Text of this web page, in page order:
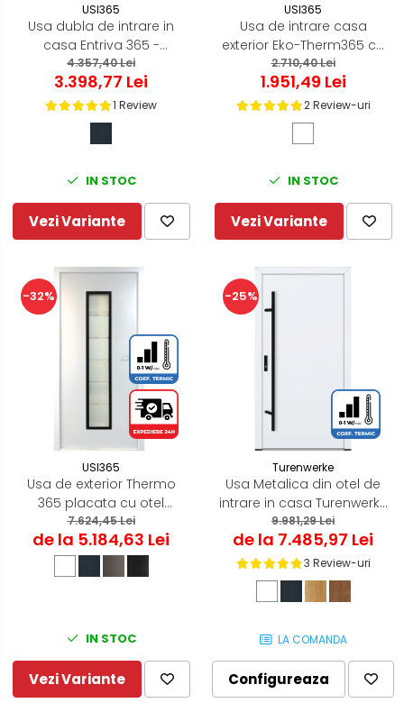
USI365
Usa dubla de intrare in
casa Entriva 365 -
termoizolanta pentru
exterior - Gri Antracit
4.357,40 Lei
3.398,77 Lei
1 Review
IN STOC
Vezi Variante
USI365
Usa de intrare casa
exterior Eko-Therm365 cu
geam termoizolanta,
sigura, eficienta
2.710,40 Lei
1.951,49 Lei
2 Review-uri
IN STOC
Vezi Variante
-32%
USI365
Usa de exterior Thermo
365 placata cu otel
Termoizolanta
7.624,45 Lei
de la 5.184,63 Lei
IN STOC
Vezi Variante
-25%
Turenwerke
Usa Metalica din otel de
intrare in casa Turenwerke
DS82
9.981,29 Lei
de la 7.485,97 Lei
3 Review-uri
LA COMANDA
Configureaza